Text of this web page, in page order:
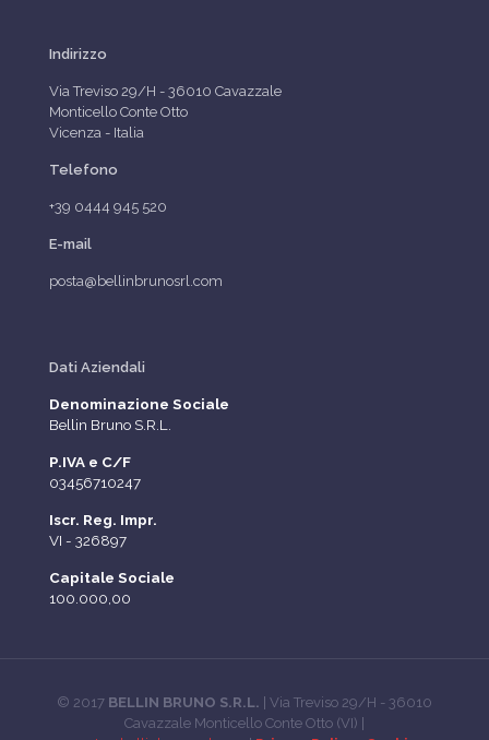
Indirizzo
Via Treviso 29/H - 36010 Cavazzale
Monticello Conte Otto
Vicenza - Italia
Telefono
+39 0444 945 520
E-mail
posta@bellinbrunosrl.com
Dati Aziendali
Denominazione Sociale
Bellin Bruno S.R.L.
P.IVA e C/F
03456710247
Iscr. Reg. Impr.
VI - 326897
Capitale Sociale
100.000,00
© 2017 BELLIN BRUNO S.R.L. | Via Treviso 29/H - 36010
Cavazzale Monticello Conte Otto (VI) |